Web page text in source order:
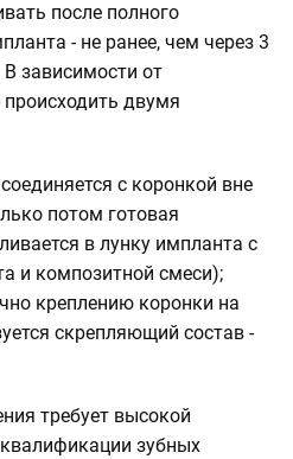
после полного
- не ранее, чем через 3
зависимости от
двумя
с коронкой вне
потом готовая
в лунку импланта с
и композитной смеси);
креплению коронки на
скрепляющий состав -
требует высокой
зубных